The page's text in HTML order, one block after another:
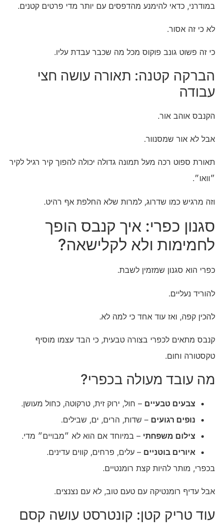
במודרני, כדאי להימנע מהדפסים עם יותר מדי פרטים קטנים.
לא כי זה אסור.
כי זה פשוט גונב פוקוס מכל מה שכבר עבדת עליו.
הברקה קטנה: תאורה עושה חצי
עבודה
הקנבס אוהב אור.
אבל לא אור שמסנוור.
תאורת ספוט רכה מעל תמונה גדולה יכולה להפוך קיר רגיל לקיר
״וואו״.
וזה מרגיש כמו שדרוג, למרות שלא החלפת אף רהיט.
סגנון כפרי: איך קנבס הופך
לחמימות ולא לקלישאה?
כפרי הוא סגנון שמזמין לשבת.
להוריד נעליים.
להכין קפה, ואז עוד אחד כי למה לא.
קנבס מתאים לכפרי בצורה טבעית, כי הבד עצמו מוסיף
טקסטורה וחום.
מה עובד מעולה בכפרי?
צבעים טבעיים – חול, ירוק זית, טרקוטה, כחול מעושן.
נופים רגועים – שדות, הרים, ים, שבילים.
צילום משפחתי – במיוחד אם הוא לא ״מבויים״ מדי.
איורים בוטניים – עלים, פרחים, קווים עדינים.
בכפרי, מותר להיות קצת רומנטיים.
אבל עדיף רומנטיקה עם טעם טוב, לא עם נצנצים.
עוד טריק קטן: קונטרסט עושה קסם